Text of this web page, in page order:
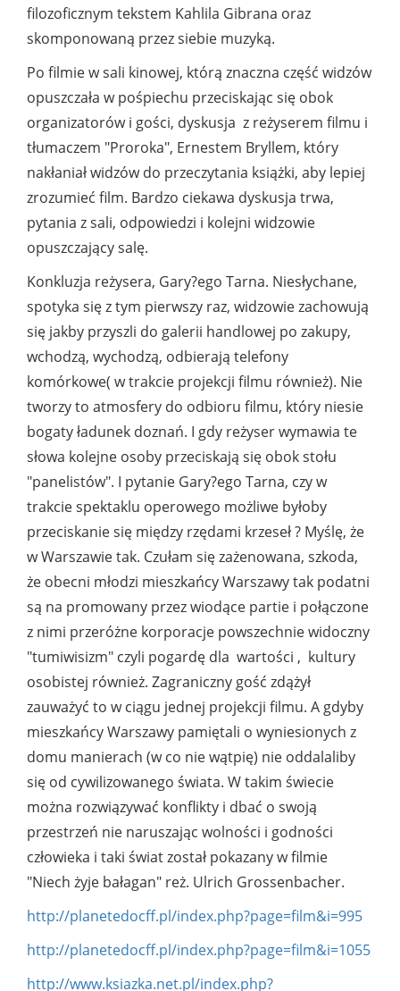
filozoficznym tekstem Kahlila Gibrana oraz
skomponowaną przez siebie muzyką.
Po filmie w sali kinowej, którą znaczna część widzów
opuszczała w pośpiechu przeciskając się obok
organizatorów i gości, dyskusja z reżyserem filmu i
tłumaczem "Proroka", Ernestem Bryllem, który
nakłaniał widzów do przeczytania książki, aby lepiej
zrozumieć film. Bardzo ciekawa dyskusja trwa,
pytania z sali, odpowiedzi i kolejni widzowie
opuszczający salę.
Konkluzja reżysera, Gary?ego Tarna. Niesłychane,
spotyka się z tym pierwszy raz, widzowie zachowują
się jakby przyszli do galerii handlowej po zakupy,
wchodzą, wychodzą, odbierają telefony
komórkowe( w trakcie projekcji filmu również). Nie
tworzy to atmosfery do odbioru filmu, który niesie
bogaty ładunek doznań. I gdy reżyser wymawia te
słowa kolejne osoby przeciskają się obok stołu
"panelistów". I pytanie Gary?ego Tarna, czy w
trakcie spektaklu operowego możliwe byłoby
przeciskanie się między rzędami krzeseł ? Myślę, że
w Warszawie tak. Czułam się zażenowana, szkoda,
że obecni młodzi mieszkańcy Warszawy tak podatni
są na promowany przez wiodące partie i połączone
z nimi przeróżne korporacje powszechnie widoczny
"tumiwisizm" czyli pogardę dla wartości , kultury
osobistej również. Zagraniczny gość zdążył
zauważyć to w ciągu jednej projekcji filmu. A gdyby
mieszkańcy Warszawy pamiętali o wyniesionych z
domu manierach (w co nie wątpię) nie oddalaliby
się od cywilizowanego świata. W takim świecie
można rozwiązywać konflikty i dbać o swoją
przestrzeń nie naruszając wolności i godności
człowieka i taki świat został pokazany w filmie
"Niech żyje bałagan" reż. Ulrich Grossenbacher.
http://planetedocff.pl/index.php?page=film&i=995
http://planetedocff.pl/index.php?page=film&i=1055
http://www.ksiazka.net.pl/index.php?